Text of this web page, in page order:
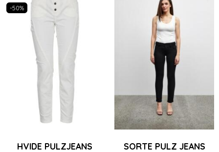
-50%
HVIDE PULZJEANS
SORTE PULZ JEANS